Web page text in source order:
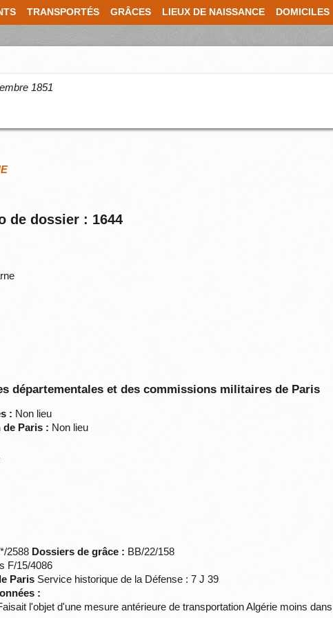
TRANSPORTÉS GRÂCES LIEUX DE NAISSANCE DOMICILES
1851
de dossier : 1644
départementales et des commissions militaires de Paris
: Non lieu
Paris : Non lieu
2588 Dossiers de grâce : BB/22/158
F/15/4086
Paris Service historique de la Défense : 7 J 39
:
l'objet d'une mesure antérieure de transportation Algérie moins